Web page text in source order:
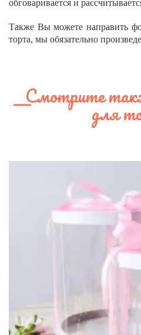
обговаривается и
Также Вы можете направить
торта, мы обязательно
Смотрите
для